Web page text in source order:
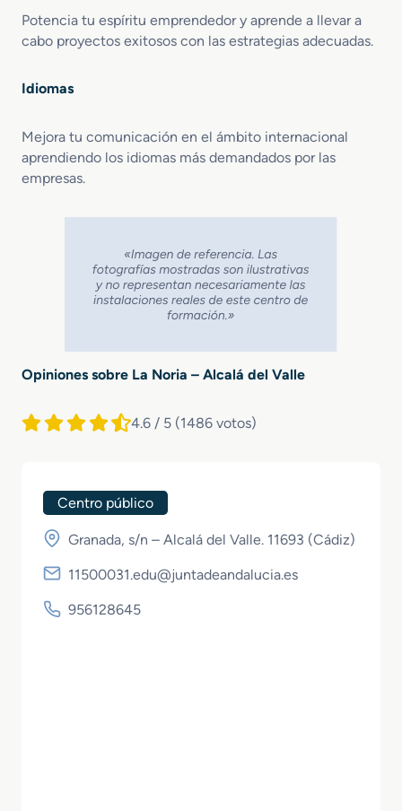
Potencia tu espíritu emprendedor y aprende a llevar a
cabo proyectos exitosos con las estrategias adecuadas.
Idiomas
Mejora tu comunicación en el ámbito internacional
aprendiendo los idiomas más demandados por las
empresas.
Opiniones sobre La Noria – Alcalá del Valle
4.6 / 5 (1486 votos)
Centro público
Granada, s/n – Alcalá del Valle. 11693 (Cádiz)
11500031.edu@juntadeandalucia.es
956128645